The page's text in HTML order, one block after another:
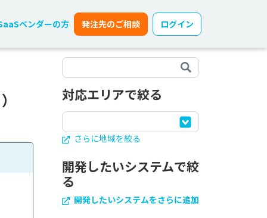
ベンダーの方 発注先のご相談 ログイン
対応エリアで絞る
さらに地域を絞る
開発したいシステムで絞
る
開発したいシステムをさらに追加